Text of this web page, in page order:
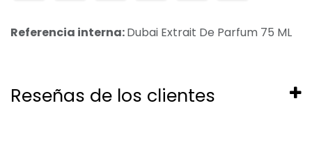
Referencia interna:Dubai Extrait De Parfum 75 ML
Reseñas de los clientes